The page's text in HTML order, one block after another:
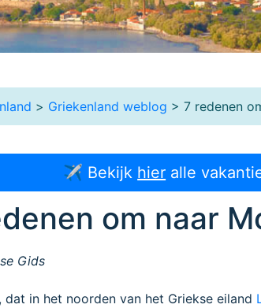
> Griekenland weblog > 7 redenen
✈ Bekijk hier alle
om naar
Gids
, dat in het noorden van het Griekse eiland